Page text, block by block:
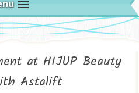
at HIJUP Beauty
Astalift